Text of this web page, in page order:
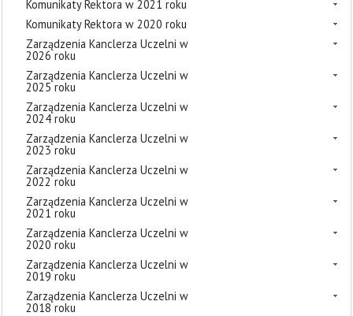
Komunikaty Rektora w 2021 roku
Komunikaty Rektora w 2020 roku
Zarządzenia Kanclerza Uczelni w
2026 roku
Zarządzenia Kanclerza Uczelni w
2025 roku
Zarządzenia Kanclerza Uczelni w
2024 roku
Zarządzenia Kanclerza Uczelni w
2023 roku
Zarządzenia Kanclerza Uczelni w
2022 roku
Zarządzenia Kanclerza Uczelni w
2021 roku
Zarządzenia Kanclerza Uczelni w
2020 roku
Zarządzenia Kanclerza Uczelni w
2019 roku
Zarządzenia Kanclerza Uczelni w
2018 roku